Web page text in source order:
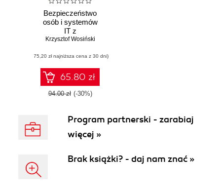
Bezpieczeństwo
osób i systemów
IT z
wykorzystaniem
Krzysztof Wosiński
(75,20 zł najniższa cena z 30 dni)
65.80 zł
94.00 zł (-30%)
Program partnerski - zarabiaj
więcej »
Brak książki? - daj nam znać »